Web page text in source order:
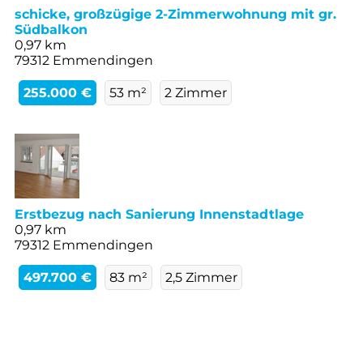
schicke, großzügige 2-Zimmerwohnung mit gr.
Südbalkon
0,97 km
79312 Emmendingen
255.000 € 53 m² 2 Zimmer
Erstbezug nach Sanierung Innenstadtlage
0,97 km
79312 Emmendingen
497.700 € 83 m² 2,5 Zimmer